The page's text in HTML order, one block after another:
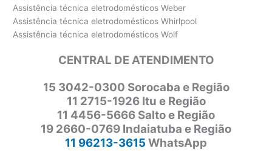
Assistência técnica eletrodomésticos Weber
Assistência técnica eletrodomésticos Whirlpool
Assistência técnica eletrodomésticos Wolf
CENTRAL DE ATENDIMENTO
15 3042-0300 Sorocaba e Região
11 2715-1926 Itu e Região
11 4456-5666 Salto e Região
19 2660-0769 Indaiatuba e Região
11 96213-3615 WhatsApp